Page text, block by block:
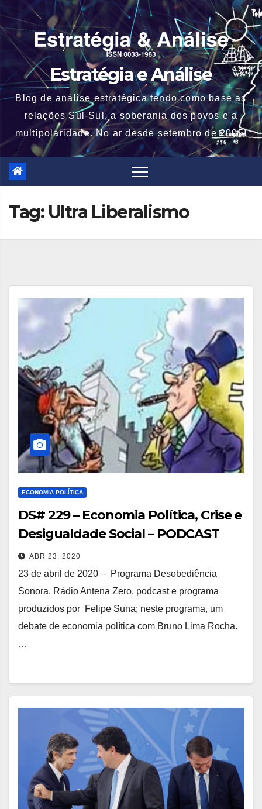
to
content
Estratégia e Análise
Blog de análise estratégica tendo como base as
relações Sul-Sul, a soberania dos povos e a
multipolaridade. No ar desde setembro de 2005!
Tag: Ultra Liberalismo
ECONOMIA POLÍTICA
DS# 229 – Economia Política, Crise e
Desigualdade Social – PODCAST
ABR 23, 2020
23 de abril de 2020 – Programa Desobediência
Sonora, Rádio Antena Zero, podcast e programa
produzidos por Felipe Suna; neste programa, um
debate de economia política com Bruno Lima Rocha.
…